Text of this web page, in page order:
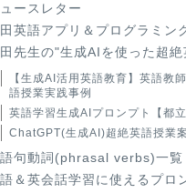
ースレター
英語アプリ＆プログラミン
先生の"生成AIを使った超絶
【生成AI活用英語教育】英語教
語授業実践事例
英語学習生成AIプロンプト【都立
ChatGPT(生成AI)超絶英語授業案
句動詞(phrasal verbs)一覧
＆英会話学習に使えるプロ